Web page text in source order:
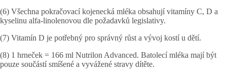
(6) Všechna pokračovací kojenecká mléka obsahují vitamíny C, D a
kyselinu alfa-linolenovou dle požadavků legislativy.
(7) Vitamín D je potřebný pro správný růst a vývoj kostí u dětí.
(8) 1 hrneček = 166 ml Nutrilon Advanced. Batolecí mléka mají být
pouze součástí smíšené a vyvážené stravy dítěte.